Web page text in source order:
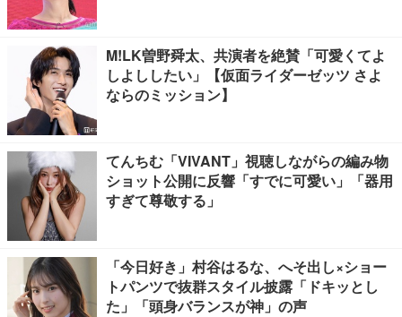
M!LK曽野舜太、共演者を絶賛「可愛くてよ
しよししたい」【仮面ライダーゼッツ さよ
ならのミッション】
てんちむ「VIVANT」視聴しながらの編み物
ショット公開に反響「すでに可愛い」「器用
すぎて尊敬する」
「今日好き」村谷はるな、へそ出し×ショー
トパンツで抜群スタイル披露「ドキッとし
た」「頭身バランスが神」の声